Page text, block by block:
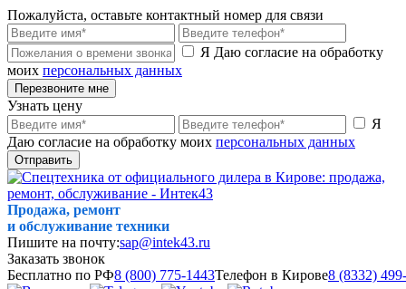
Пожалуйста, оставьте контактный номер для связи
Я Даю согласие на обработку
моих персональных данных
Перезвоните мне
Узнать цену
Я
Даю согласие на обработку моих персональных данных
Отправить
Продажа, ремонт
и обслуживание техники
Пишите на почту:sap@intek43.ru
Заказать звонок
Бесплатно по РФ8 (800) 775-1443Телефон в Кирове8 (8332)